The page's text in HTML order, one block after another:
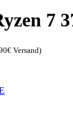
7
Versand)